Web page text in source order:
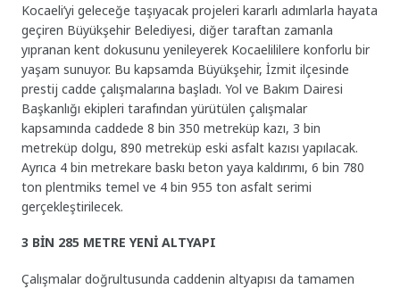
Kocaeli’yi geleceğe taşıyacak projeleri kararlı adımlarla hayata
geçiren Büyükşehir Belediyesi, diğer taraftan zamanla
yıpranan kent dokusunu yenileyerek Kocaelililere konforlu bir
yaşam sunuyor. Bu kapsamda Büyükşehir, İzmit ilçesinde
prestij cadde çalışmalarına başladı. Yol ve Bakım Dairesi
Başkanlığı ekipleri tarafından yürütülen çalışmalar
kapsamında caddede 8 bin 350 metreküp kazı, 3 bin
metreküp dolgu, 890 metreküp eski asfalt kazısı yapılacak.
Ayrıca 4 bin metrekare baskı beton yaya kaldırımı, 6 bin 780
ton plentmiks temel ve 4 bin 955 ton asfalt serimi
gerçekleştirilecek.
3 BİN 285 METRE YENİ ALTYAPI
Çalışmalar doğrultusunda caddenin altyapısı da tamamen